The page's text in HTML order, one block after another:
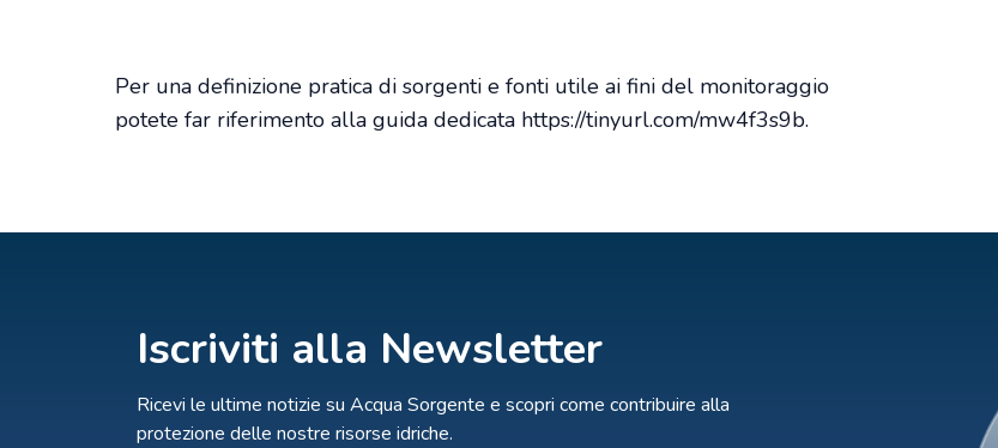
Per una definizione pratica di sorgenti e fonti utile ai fini del monitoraggio
potete far riferimento alla guida dedicata https://tinyurl.com/mw4f3s9b.
Iscriviti alla Newsletter
Ricevi le ultime notizie su Acqua Sorgente e scopri come contribuire alla
protezione delle nostre risorse idriche.